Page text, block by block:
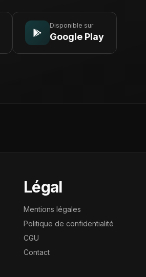
Disponible sur
Google Play
Légal
Mentions légales
Politique de confidentialité
CGU
Contact